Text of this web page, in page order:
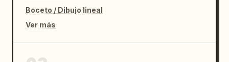
Boceto / Dibujo lineal
Ver más